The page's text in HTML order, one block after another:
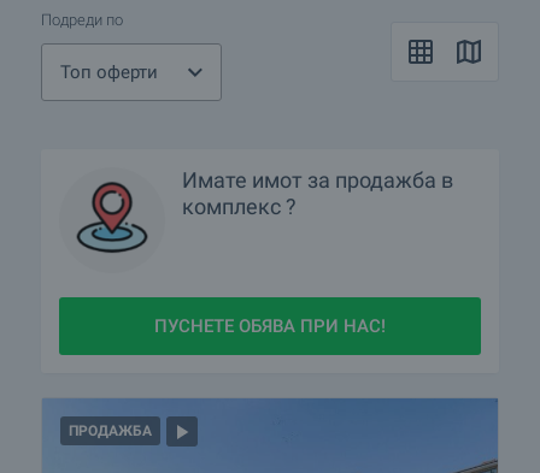
Подреди по
Топ оферти
Имате имот за продажба в
комплекс ?
ПУСНЕТЕ ОБЯВА ПРИ НАС!
ПРОДАЖБА